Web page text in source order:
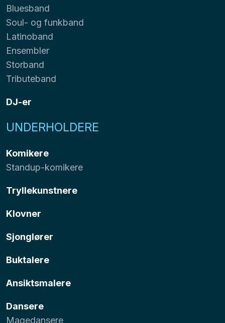
Bluesband
Soul- og funkband
Latinoband
Ensembler
Storband
Tributeband
DJ-er
UNDERHOLDERE
Komikere
Standup-komikere
Tryllekunstnere
Klovner
Sjonglører
Buktalere
Ansiktsmalere
Dansere
Magedansere